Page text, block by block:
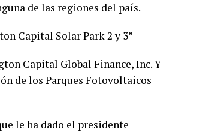
de las regiones del país.
Capital Solar Park 2 y 3”
Capital Global Finance, Inc. Y
de los Parques Fotovoltaicos
le ha dado el presidente